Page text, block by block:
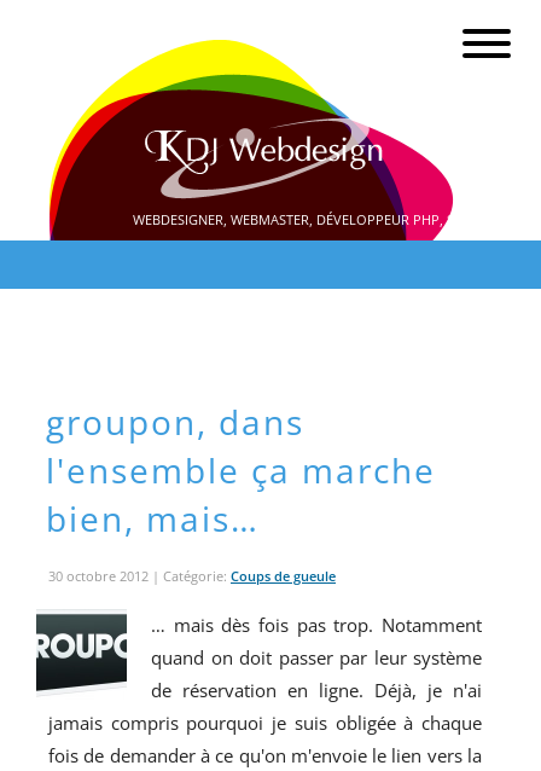
WEBDESIGNER, WEBMASTER, DÉVELOPPEUR PHP, SEO
groupon, dans
l'ensemble ça marche
bien, mais…
30 octobre 2012 | Catégorie: Coups de gueule
… mais dès fois pas trop. Notamment
quand on doit passer par leur système
de réservation en ligne. Déjà, je n'ai
jamais compris pourquoi je suis obligée à chaque
fois de demander à ce qu'on m'envoie le lien vers la